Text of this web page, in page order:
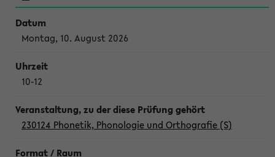
Montag, 10. August 2026
10-12
230124 Phonetik, Phonologie und Orthografie (S)